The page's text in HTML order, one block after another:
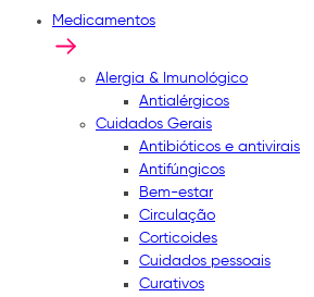
Medicamentos
Alergia & Imunológico
Antialérgicos
Cuidados Gerais
Antibióticos e antivirais
Antifúngicos
Bem-estar
Circulação
Corticoides
Cuidados pessoais
Curativos